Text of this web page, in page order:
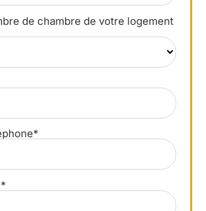
de chambre de votre logement